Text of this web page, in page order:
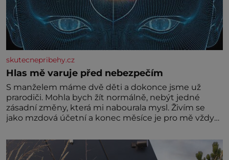
skutecnepribehy.cz
Hlas mě varuje před nebezpečím
S manželem máme dvě děti a dokonce jsme už
prarodiči. Mohla bych žít normálně, nebýt jedné
zásadní změny, která mi nabourala mysl. Živím se
jako mzdová účetní a konec měsíce je pro mě vždy
máme vnoučata, mi dcera čím dál častěji volá o
pomoc, co se hlídání týče. Dalo by se